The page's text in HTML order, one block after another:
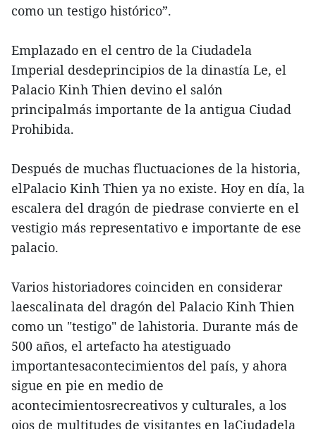
como un testigo histórico”.
Emplazado en el centro de la Ciudadela
Imperial desdeprincipios de la dinastía Le, el
Palacio Kinh Thien devino el salón
principalmás importante de la antigua Ciudad
Prohibida.
Después de muchas fluctuaciones de la historia,
elPalacio Kinh Thien ya no existe. Hoy en día, la
escalera del dragón de piedrase convierte en el
vestigio más representativo e importante de ese
palacio.
Varios historiadores coinciden en considerar
laescalinata del dragón del Palacio Kinh Thien
como un "testigo" de lahistoria. Durante más de
500 años, el artefacto ha atestiguado
importantesacontecimientos del país, y ahora
sigue en pie en medio de
acontecimientosrecreativos y culturales, a los
ojos de multitudes de visitantes en laCiudadela